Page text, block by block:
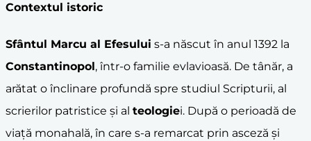
Contextul istoric
Sfântul Marcu al Efesului s-a născut în anul 1392 la
Constantinopol, într-o familie evlavioasă. De tânăr, a
arătat o înclinare profundă spre studiul Scripturii, al
scrierilor patristice și al teologiei. După o perioadă de
viață monahală, în care s-a remarcat prin asceză și